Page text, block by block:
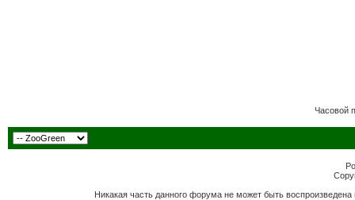
Часовой
Никакая часть данного форума не может быть